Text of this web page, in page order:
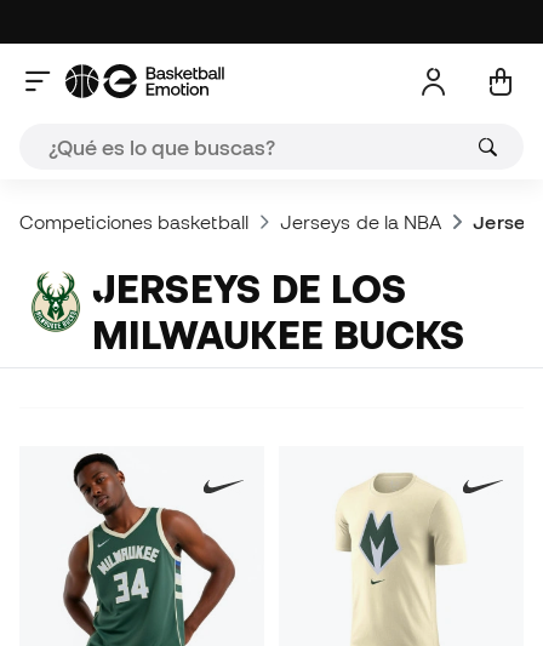
Competiciones basketball Jerseys de la NBA
JERSEYS DE LOS
MILWAUKEE BUCKS